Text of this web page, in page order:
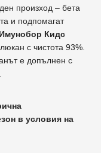
произход – бета
и подпомагат
Имунобор Кидс
с чистота 93%.
е допълнен с
в условия на